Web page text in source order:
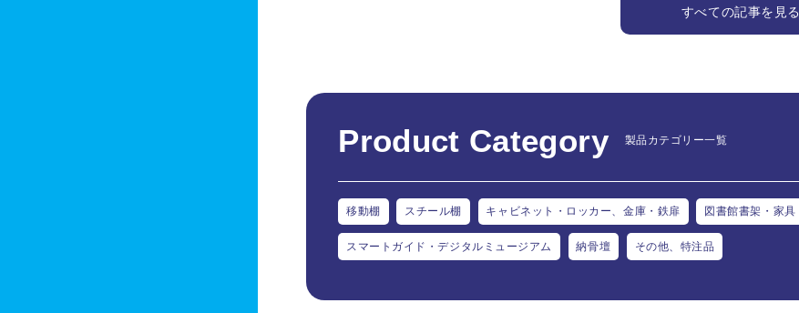
すべての記事を見る
Product Category 製品カテゴリー一覧
移動棚 スチール棚 キャビネット・ロッカー、金庫・鉄扉 図書館書架・家具
スマートガイド・デジタルミュージアム 納骨壇 その他、特注品